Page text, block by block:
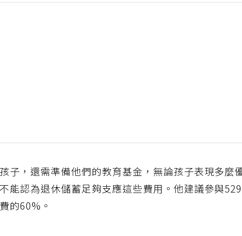
子，還需準備他們的教育基金，無論孩子表現多麼
能認為退休儲蓄足夠支應這些費用。他建議參與
的60%。